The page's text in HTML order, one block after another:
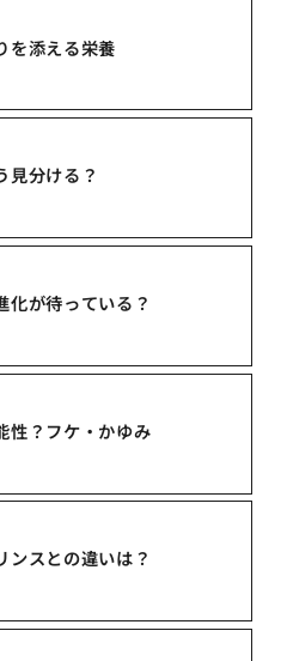
を添える栄養
見分ける？
化が待っている？
性？フケ・かゆみ
ンスとの違いは？